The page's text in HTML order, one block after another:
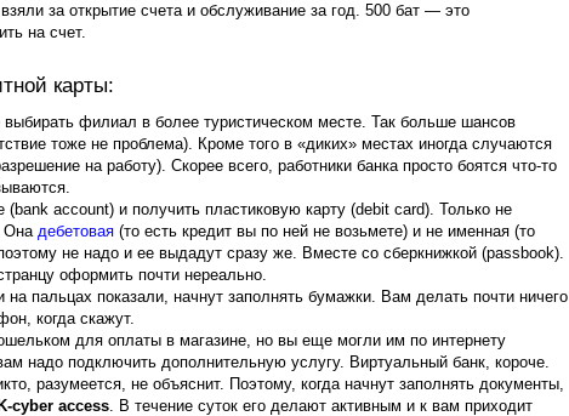
за открытие счета и обслуживание за год. 500 бат — это
на счет.
карты:
филиал в более туристическом месте. Так больше шансов
тоже не проблема). Кроме того в «диких» местах иногда случаются
на работу). Скорее всего, работники банка просто боятся что-то
(bank account) и получить пластиковую карту (debit card). Только не
. Она дебетовая(то есть кредит вы по ней не возьмете) и не именная (то
не надо и ее выдадут сразу же. Вместе со сберкнижкой (passbook).
оформить почти нереально.
пальцах показали, начнут заполнять бумажки. Вам делать почти ничего
когда скажут.
для оплаты в магазине, но вы еще могли им по интернету
надо подключить дополнительную услугу. Виртуальный банк, короче.
разумеется, не объяснит. Поэтому, когда начнут заполнять документы,
cyber access. В течение суток его делают активным и к вам приходит